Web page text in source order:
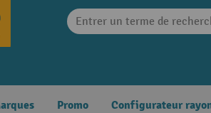
Promo Configurateur